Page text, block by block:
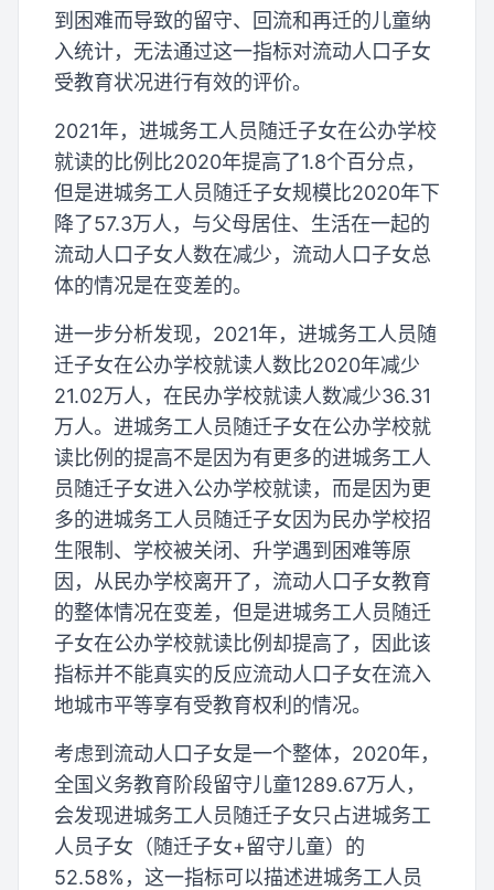
到困难而导致的留守、回流和再迁的儿童纳
入统计，无法通过这一指标对流动人口子女
受教育状况进行有效的评价。
2021年，进城务工人员随迁子女在公办学校
就读的比例比2020年提高了1.8个百分点，
但是进城务工人员随迁子女规模比2020年下
降了57.3万人，与父母居住、生活在一起的
流动人口子女人数在减少，流动人口子女总
体的情况是在变差的。
进一步分析发现，2021年，进城务工人员随
迁子女在公办学校就读人数比2020年减少
21.02万人，在民办学校就读人数减少36.31
万人。进城务工人员随迁子女在公办学校就
读比例的提高不是因为有更多的进城务工人
员随迁子女进入公办学校就读，而是因为更
多的进城务工人员随迁子女因为民办学校招
生限制、学校被关闭、升学遇到困难等原
因，从民办学校离开了，流动人口子女教育
的整体情况在变差，但是进城务工人员随迁
子女在公办学校就读比例却提高了，因此该
指标并不能真实的反应流动人口子女在流入
地城市平等享有受教育权利的情况。
考虑到流动人口子女是一个整体，2020年，
全国义务教育阶段留守儿童1289.67万人，
会发现进城务工人员随迁子女只占进城务工
人员子女（随迁子女+留守儿童）的
52.58%，这一指标可以描述进城务工人员